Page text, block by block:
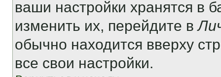
ваши настройки хранятся в
изменить их, перейдите в
обычно находится вверху
все свои настройки.